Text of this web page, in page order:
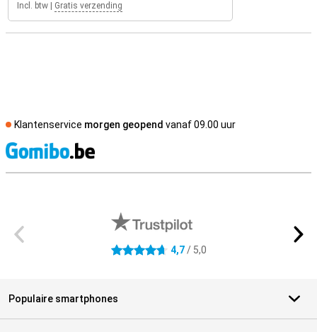
Incl. btw Gratis verzending
Klantenservice morgen geopend vanaf 09.00 uur
4.7 sterren 4,7/ 5,0
Populaire smartphones